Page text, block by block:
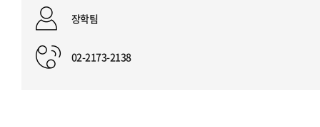
장학팀
02-2173-2138